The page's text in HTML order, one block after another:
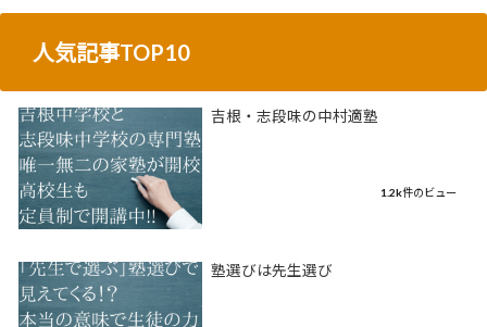
人気記事TOP10
吉根・志段味の中村適塾
1.2k件のビュー
塾選びは先生選び